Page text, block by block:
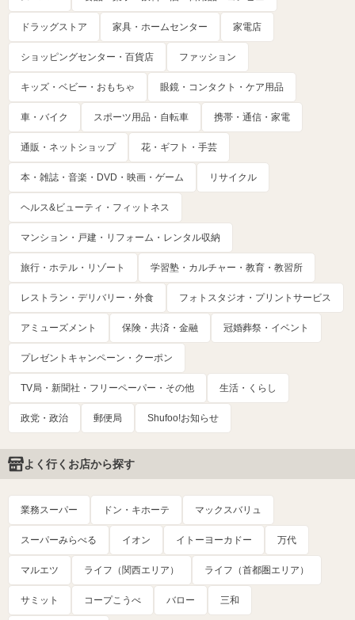
ドラッグストア 家具・ホームセンター 家電店
ショッピングセンター・百貨店 ファッション
キッズ・ベビー・おもちゃ 眼鏡・コンタクト・ケア用品
車・バイク スポーツ用品・自転車 携帯・通信・家電
通販・ネットショップ 花・ギフト・手芸
本・雑誌・音楽・DVD・映画・ゲーム リサイクル
ヘルス&ビューティ・フィットネス
マンション・戸建・リフォーム・レンタル収納
旅行・ホテル・リゾート 学習塾・カルチャー・教育・教習所
レストラン・デリバリー・外食 フォトスタジオ・プリントサービス
アミューズメント 保険・共済・金融 冠婚葬祭・イベント
プレゼントキャンペーン・クーポン
TV局・新聞社・フリーペーパー・その他 生活・くらし
政党・政治 郵便局 Shufoo!お知らせ
よく行くお店から探す
業務スーパー ドン・キホーテ マックスバリュ
スーパーみらべる イオン イトーヨーカドー 万代
マルエツ ライフ（関西エリア） ライフ（首都圏エリア）
サミット コープこうべ バロー 三和